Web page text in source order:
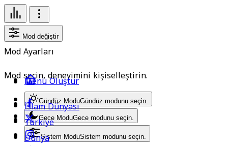
Mod değiştir
Mod Ayarları
Mod seçin, deneyimini kişiselleştirin.
Gündüz ModuGündüz modunu seçin.
Gece ModuGece modunu seçin.
Sistem ModuSistem modunu seçin.
Menü Oluştur
İslam Dünyası
Türkiye
Dünya